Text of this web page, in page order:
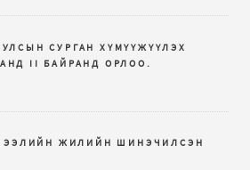
СУРГАН ХҮМҮҮЖҮҮЛЭХ
II БАЙРАНД ОРЛОО.
ЖИЛИЙН ШИНЭЧИЛСЭН